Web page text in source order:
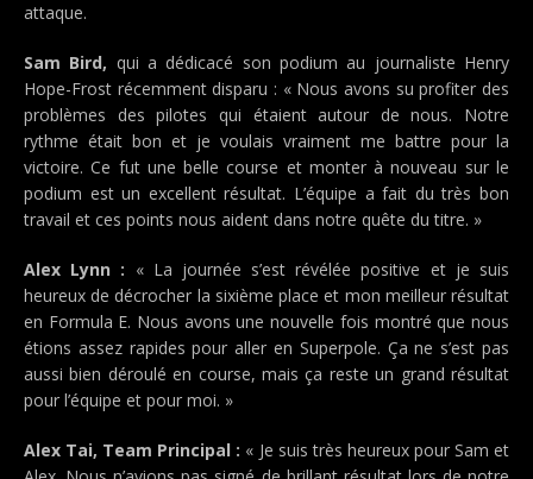
attaque.
Sam Bird, qui a dédicacé son podium au journaliste Henry
Hope-Frost récemment disparu : « Nous avons su profiter des
problèmes des pilotes qui étaient autour de nous. Notre
rythme était bon et je voulais vraiment me battre pour la
victoire. Ce fut une belle course et monter à nouveau sur le
podium est un excellent résultat. L’équipe a fait du très bon
travail et ces points nous aident dans notre quête du titre. »
Alex Lynn : « La journée s’est révélée positive et je suis
heureux de décrocher la sixième place et mon meilleur résultat
en Formula E. Nous avons une nouvelle fois montré que nous
étions assez rapides pour aller en Superpole. Ça ne s’est pas
aussi bien déroulé en course, mais ça reste un grand résultat
pour l’équipe et pour moi. »
Alex Tai, Team Principal : « Je suis très heureux pour Sam et